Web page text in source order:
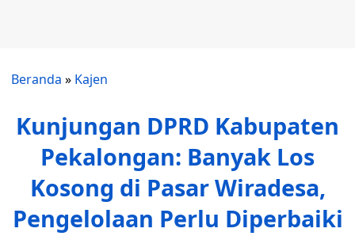
Beranda » Kajen
Kunjungan DPRD Kabupaten
Pekalongan: Banyak Los
Kosong di Pasar Wiradesa,
Pengelolaan Perlu Diperbaiki